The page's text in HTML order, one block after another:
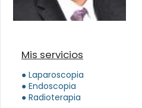
Mis servicios
● Laparoscopia
● Endoscopia
● Radioterapia